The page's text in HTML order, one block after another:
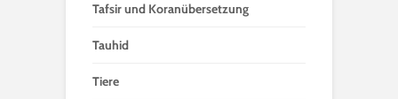
Tafsir und Koranübersetzung
Tauhid
Tiere